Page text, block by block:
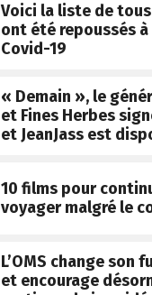
Voici la liste de
ont été repoussés à
Covid-19
« Demain », le
et Fines Herbes
et JeanJass est
10 films pour
voyager malgré le
L’OMS change son
et encourage